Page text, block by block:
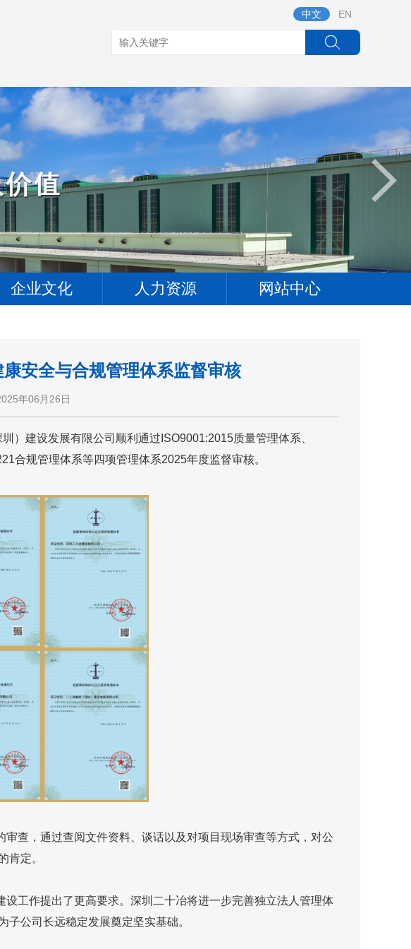
中文 EN
企业文化 人力资源 网站中心
安全与合规管理体系监督审核
年06月26日
建设发展有限公司顺利通过ISO9001:2015质量管理体系、
合规管理体系等四项管理体系2025年度监督审核。
查，通过查阅文件资料、谈话以及对项目现场审查等方式，对公
肯定。
工作提出了更高要求。深圳二十冶将进一步完善独立法人管理体
公司长远稳定发展奠定坚实基础。